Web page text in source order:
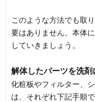
このような方法でも取
要はありません。本体
していきましょう。
解体したパーツを洗
化粧板やフィルター、
は、それぞれ下記手順